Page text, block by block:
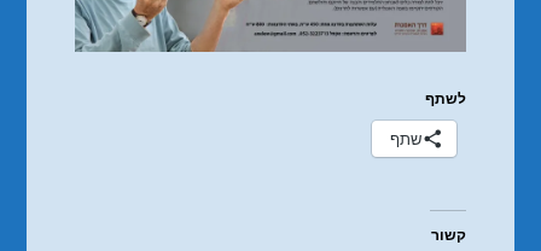
לשתף
שתף
קשור